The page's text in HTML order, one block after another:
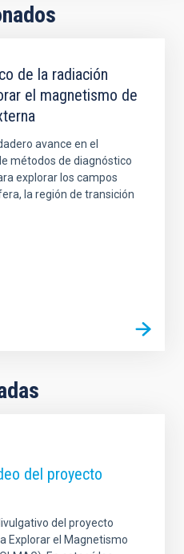
de la radiación
el magnetismo de
avance en el
métodos de diagnóstico
explorar los campos
la región de transición
del proyecto
del proyecto
Explorar el Magnetismo